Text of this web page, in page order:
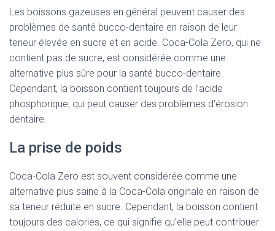
Les boissons gazeuses en général peuvent causer des
problèmes de santé bucco-dentaire en raison de leur
teneur élevée en sucre et en acide. Coca-Cola Zero, qui ne
contient pas de sucre, est considérée comme une
alternative plus sûre pour la santé bucco-dentaire.
Cependant, la boisson contient toujours de l’acide
phosphorique, qui peut causer des problèmes d’érosion
dentaire.
La prise de poids
Coca-Cola Zero est souvent considérée comme une
alternative plus saine à la Coca-Cola originale en raison de
sa teneur réduite en sucre. Cependant, la boisson contient
toujours des calories, ce qui signifie qu’elle peut contribuer